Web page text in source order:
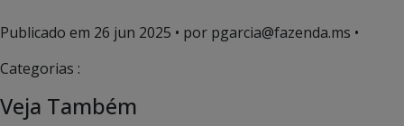
Publicado em 26 jun 2025 • por pgarcia@fazenda.ms •
Categorias :
Veja Também